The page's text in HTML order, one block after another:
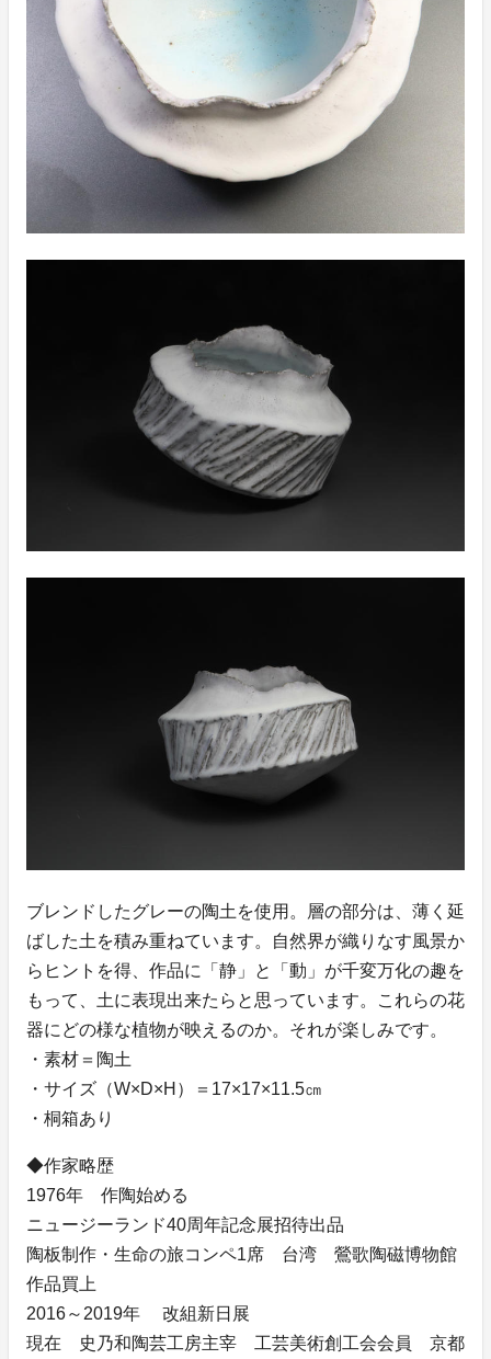
ブレンドしたグレーの陶土を使用。層の部分は、薄く延
ばした土を積み重ねています。自然界が織りなす風景か
らヒントを得、作品に「静」と「動」が千変万化の趣を
もって、土に表現出来たらと思っています。これらの花
器にどの様な植物が映えるのか。それが楽しみです。
・素材＝陶土
・サイズ（W×D×H）＝17×17×11.5㎝
・桐箱あり
◆作家略歴
1976年 作陶始める
ニュージーランド40周年記念展招待出品
陶板制作・生命の旅コンペ1席 台湾 鶯歌陶磁博物館
作品買上
2016～2019年 改組新日展
現在 史乃和陶芸工房主宰 工芸美術創工会会員 京都